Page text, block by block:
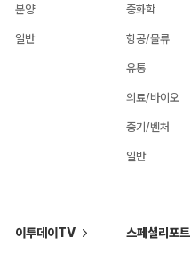
분양
일반
중화학
항공/물류
유통
의료/바이오
중기/벤처
일반
이투데이TV 스페셜리포트